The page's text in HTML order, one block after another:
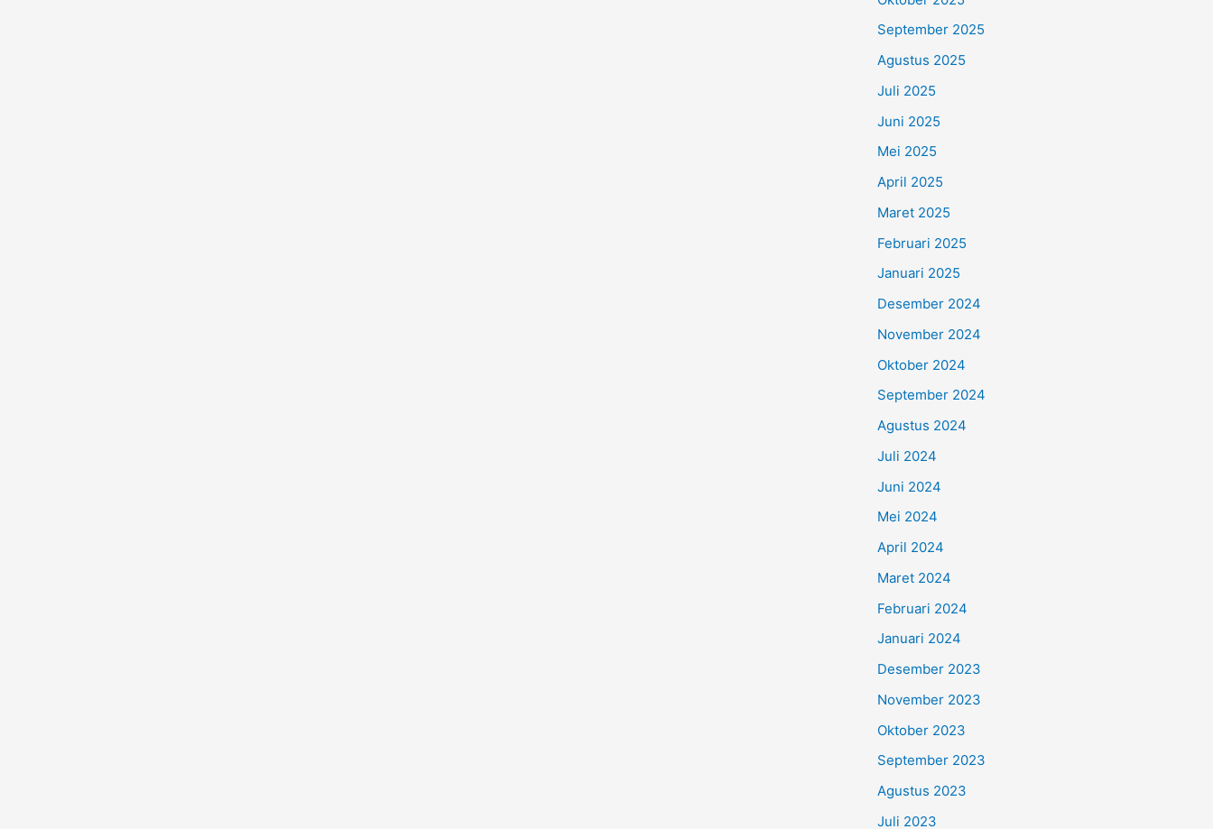
September 2025
Agustus 2025
Juli 2025
Juni 2025
Mei 2025
April 2025
Maret 2025
Februari 2025
Januari 2025
Desember 2024
November 2024
Oktober 2024
September 2024
Agustus 2024
Juli 2024
Juni 2024
Mei 2024
April 2024
Maret 2024
Februari 2024
Januari 2024
Desember 2023
November 2023
Oktober 2023
September 2023
Agustus 2023
Juli 2023